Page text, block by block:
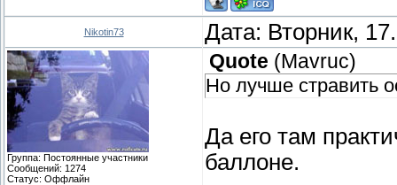
Nikotin73 Дата: Вторник,
Группа: Постоянные участники
Сообщений: 1274
Статус: Оффлайн
Quote (Mavruc)
Но лучше стравить
Да его там
баллоне.